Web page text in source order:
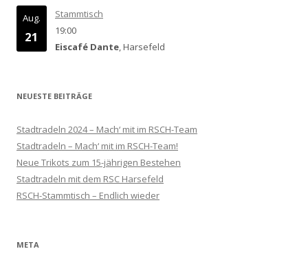
Aug.
21
Stammtisch
19:00
Eiscafé Dante, Harsefeld
NEUESTE BEITRÄGE
Stadtradeln 2024 – Mach‘ mit im RSCH-Team
Stadtradeln – Mach‘ mit im RSCH-Team!
Neue Trikots zum 15-jährigen Bestehen
Stadtradeln mit dem RSC Harsefeld
RSCH-Stammtisch – Endlich wieder
META